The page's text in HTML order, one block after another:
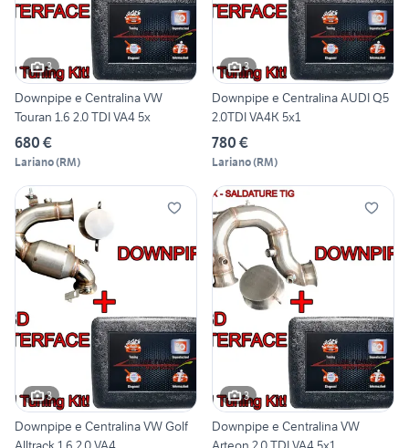
3
Downpipe e Centralina VW
Touran 1.6 2.0 TDI VA4 5x
680 €
Lariano(RM)
3
Downpipe e Centralina AUDI Q5
2.0TDI VA4K 5x1
780 €
Lariano(RM)
3
Downpipe e Centralina VW Golf
3
Downpipe e Centralina VW